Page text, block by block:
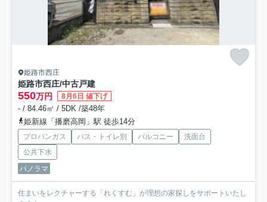
姫路市西庄
姫路市西庄/中古戸建
550万円 8月6日 値下げ
- / 84.46㎡ / 5DK /築48年
姫新線「播磨高岡」駅 徒歩14分
プロパンガス バス・トイレ別 バルコニー
洗面台
公共下水
パノラマ
住まいをレクチャーする「れくすむ」が理想の家探しをサポートいたし